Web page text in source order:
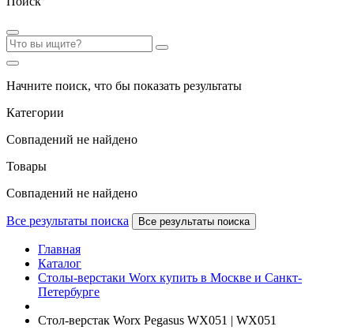
Начните поиск, что бы показать результаты
Категории
Совпадений не найдено
Товары
Совпадений не найдено
Все результаты поиска Все результаты поиска
Главная
Каталог
Столы-верстаки Worx купить в Москве и Санкт-
Петербурге
Стол-верстак Worx Pegasus WX051 | WX051